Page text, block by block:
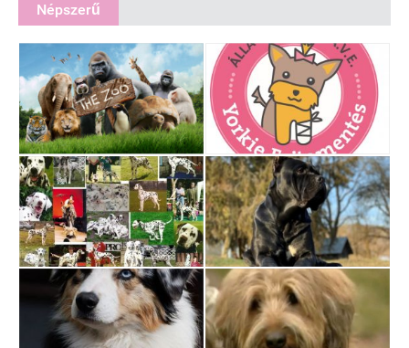
Népszerű